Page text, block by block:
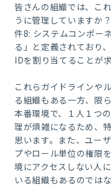
皆さんの組織では、こ
うに管理していますか
件8: システムコンポー
る」と定義されており
IDを割り当てることが
これらガイドラインや
る組織もある一方、限
本番環境で、１人１つ
理が煩雑になるため、
思います。また、ユー
プやロール単位の権限
境にアクセスしない人
いる組織もあるのでは